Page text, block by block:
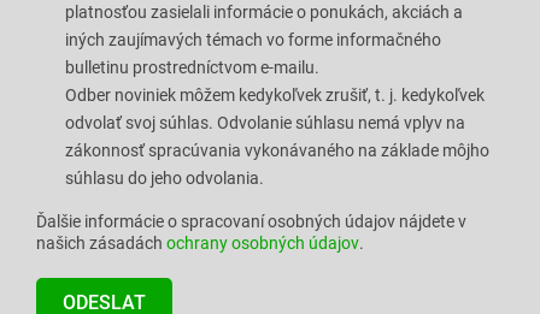
platnosťou zasielali informácie o ponukách, akciách a
iných zaujímavých témach vo forme informačného
bulletinu prostredníctvom e-mailu.
Odber noviniek môžem kedykoľvek zrušiť, t. j. kedykoľvek
odvolať svoj súhlas. Odvolanie súhlasu nemá vplyv na
zákonnosť spracúvania vykonávaného na základe môjho
súhlasu do jeho odvolania.
Ďalšie informácie o spracovaní osobných údajov nájdete v
našich zásadách ochrany osobných údajov.